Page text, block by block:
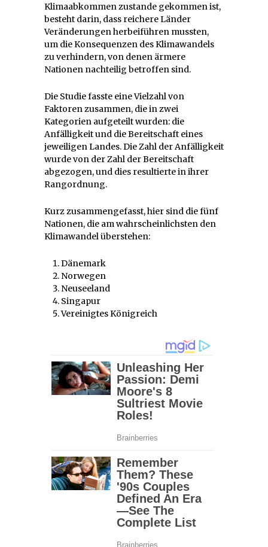
Klimaabkommen zustande gekommen ist,
besteht darin, dass reichere Länder
Veränderungen herbeiführen mussten,
um die Konsequenzen des Klimawandels
zu verhindern, von denen ärmere
Nationen nachteilig betroffen sind.
Die Studie fasste eine Vielzahl von
Faktoren zusammen, die in zwei
Kategorien aufgeteilt wurden: die
Anfälligkeit und die Bereitschaft eines
jeweiligen Landes. Die Zahl der Anfälligkeit
wurde von der Zahl der Bereitschaft
abgezogen, und dies resultierte in ihrer
Rangordnung.
Kurz zusammengefasst, hier sind die fünf
Nationen, die am wahrscheinlichsten den
Klimawandel überstehen:
Dänemark
Norwegen
Neuseeland
Singapur
Vereinigtes Königreich